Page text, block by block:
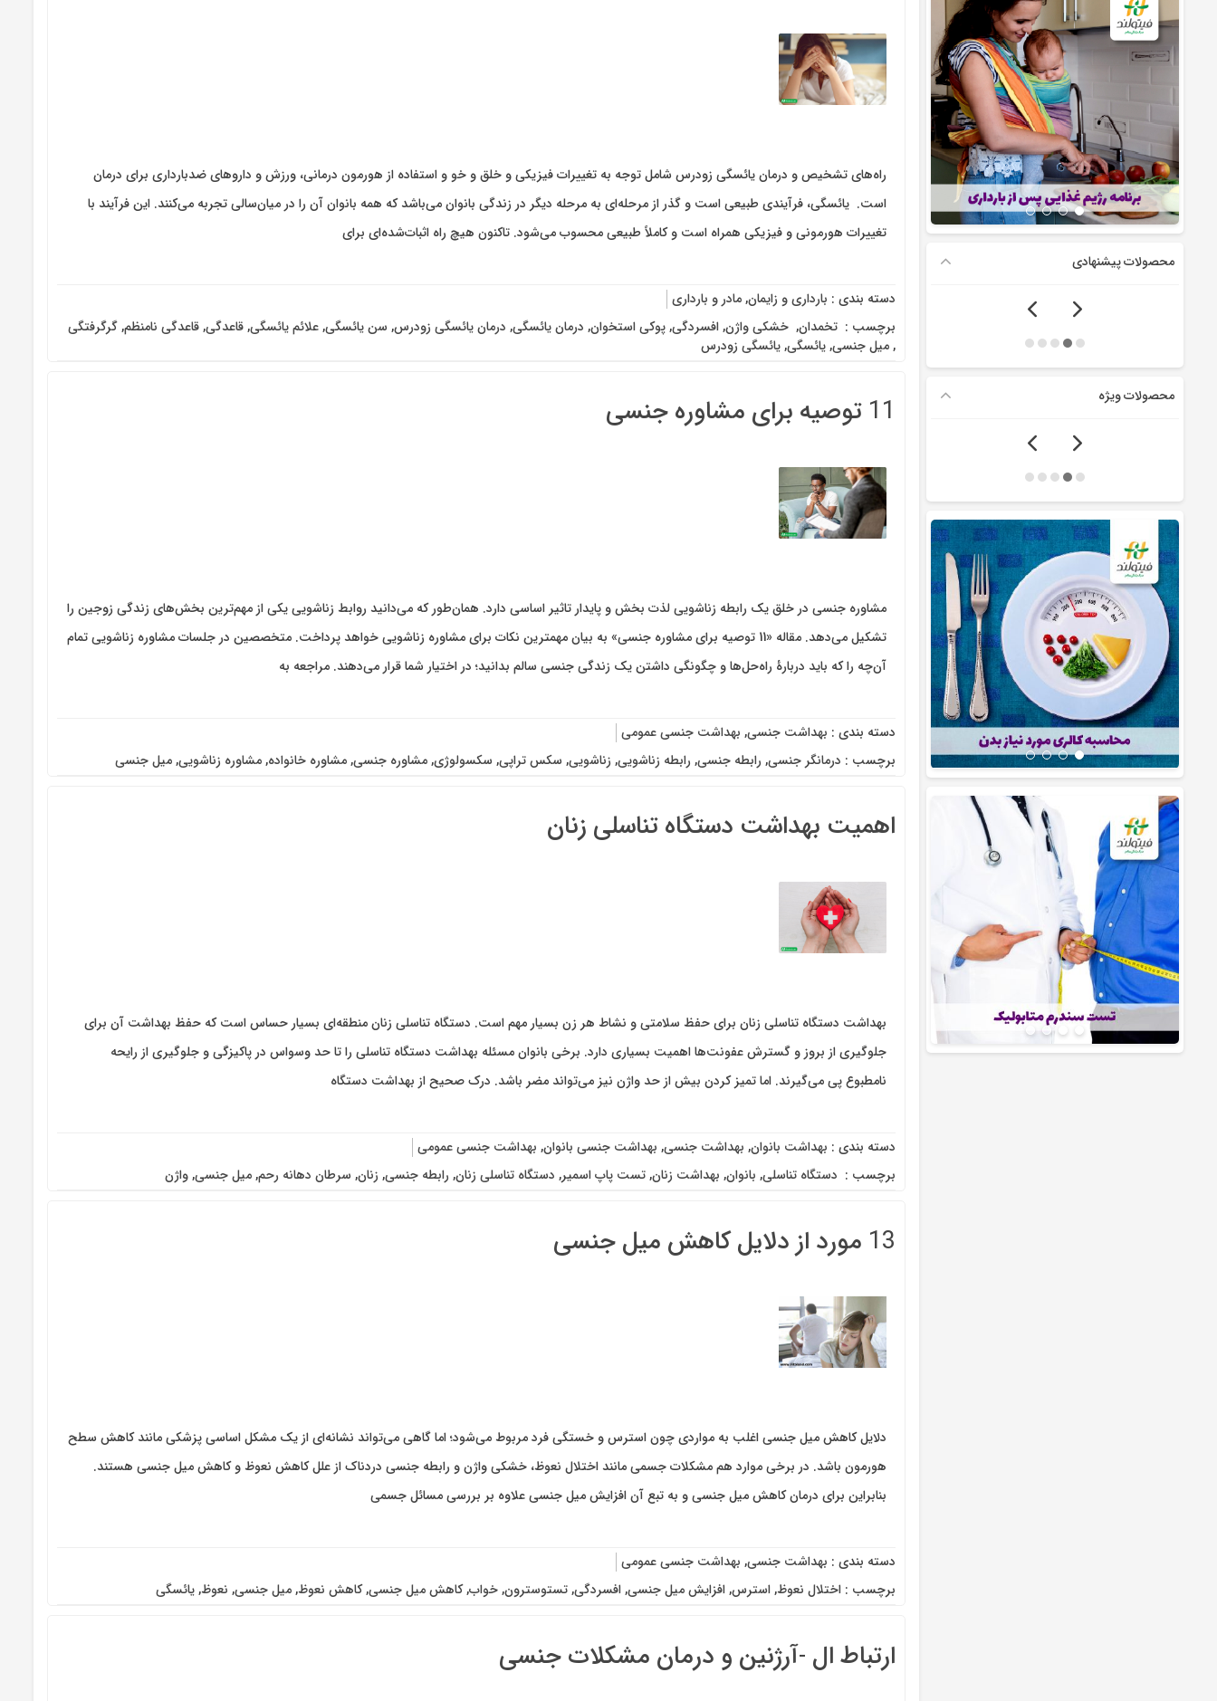
راه‌های تشخیص و درمان یائسگی زودرس شامل توجه به تغییرات فیزیکی و خلق و خو و استفاده از هورمون درمانی، ورزش و داروهای ضدبارداری برای درمان
است. یائسگی، فرآیندی طبیعی است و گذر از مرحله‌ای به مرحله دیگر در زندگی بانوان می‌باشد که همه بانوان آن را در میان‌سالی تجربه می‌کنند. این فرآیند با
تغییرات هورمونی و فیزیکی همراه است و کاملاً طبیعی محسوب می‌شود. تاکنون هیچ راه اثبات‌شده‌ای برای
دسته بندی : بارداری و زایمان,مادر و بارداری
برچسب : ‌‌ تخمدان, ‌ خشکی واژن,افسردگی,پوکی استخوان, درمان یائسگی, درمان یائسگی زودرس, سن یائسگی,علائم یائسگی,‌قاعدگی,قاعدگی نامنظم,گرگرفتگی
,میل جنسی,یائسگی,یائسگی زودرس
11 توصیه برای مشاوره جنسی
مشاوره جنسی در خلق یک رابطه زناشویی لذت بخش و پایدار تاثیر اساسی دارد. همان‌طور که می‌دانید روابط زناشویی یکی از مهم‌ترین بخش‌های زندگی زوجین را
تشکیل می‌دهد. مقاله «11 توصیه برای مشاوره جنسی» به بیان مهمترین نکات برای مشاوره زناشویی خواهد پرداخت. متخصصین در جلسات مشاوره زناشویی تمام
آن‌چه را که باید دربارۀ راه‌حل‌ها و چگونگی داشتن یک زندگی جنسی سالم بدانید؛ در اختیار شما قرار می‌دهند. مراجعه به
دسته بندی : بهداشت جنسی, بهداشت جنسی عمومی
برچسب : درمانگر جنسی, رابطه جنسی, رابطه زناشویی, زناشویی, سکس تراپی, سکسولوژی,مشاوره جنسی,مشاوره خانواده,مشاوره زناشویی,میل جنسی
اهمیت بهداشت دستگاه تناسلی زنان
بهداشت دستگاه تناسلی زنان برای حفظ سلامتی و نشاط هر زن بسیار مهم است. دستگاه تناسلی زنان منطقه‌ای بسیار حساس است که حفظ بهداشت آن برای
جلوگیری از بروز و گسترش عفونت‌ها اهمیت بسیاری دارد. برخی بانوان مسئله بهداشت دستگاه تناسلی را تا حد وسواس در پاکیزگی و جلوگیری از رایحه
نامطبوع پی می‌گیرند. اما تمیز کردن بیش از حد واژن نیز می‌تواند مضر باشد. درک صحیح از بهداشت دستگاه
دسته بندی : بهداشت بانوان, بهداشت جنسی, بهداشت جنسی بانوان, بهداشت جنسی عمومی
برچسب : ‌ دستگاه تناسلی, بانوان, بهداشت زنان,تست پاپ اسمیر, دستگاه تناسلی زنان, رابطه جنسی, زنان, سرطان دهانه رحم,میل جنسی,واژن
13 مورد از دلایل کاهش میل جنسی
دلایل کاهش میل جنسی اغلب به مواردی چون استرس و خستگی فرد مربوط می‌شود؛ اما گاهی می‌تواند نشانه‌ای از یک مشکل اساسی پزشکی مانند کاهش سطح
هورمون باشد. در برخی موارد هم مشکلات جسمی مانند اختلال نعوظ، خشکی واژن و رابطه جنسی دردناک از علل کاهش نعوظ و کاهش میل جنسی هستند.
بنابراین برای درمان کاهش میل جنسی و به تبع آن افزایش میل جنسی علاوه بر بررسی مسائل جسمی
دسته بندی : بهداشت جنسی, بهداشت جنسی عمومی
برچسب :اختلال نعوظ,استرس,افزایش میل جنسی,افسردگی,تستوسترون,خواب,کاهش میل جنسی,کاهش نعوظ,میل جنسی, نعوظ,یائسگی
ارتباط ال -آرژنین و درمان مشکلات جنسی
محصولات پیشنهادی
محصولات ویژه